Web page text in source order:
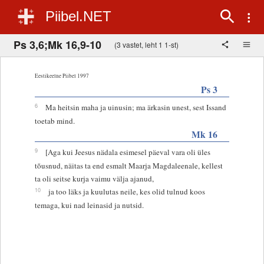
Piibel.NET
Ps 3,6;Mk 16,9-10 (3 vastet, leht 1 1-st)
Eestikeelne Piibel 1997
Ps 3
6
Ma heitsin maha ja uinusin; ma ärkasin unest, sest Issand
toetab mind.
Mk 16
9
[Aga kui Jeesus nädala esimesel päeval vara oli üles
tõusnud, näitas ta end esmalt Maarja Magdaleenale, kellest
ta oli seitse kurja vaimu välja ajanud,
10
ja too läks ja kuulutas neile, kes olid tulnud koos
temaga, kui nad leinasid ja nutsid.